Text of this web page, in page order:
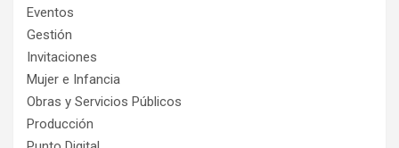
Eventos
Gestión
Invitaciones
Mujer e Infancia
Obras y Servicios Públicos
Producción